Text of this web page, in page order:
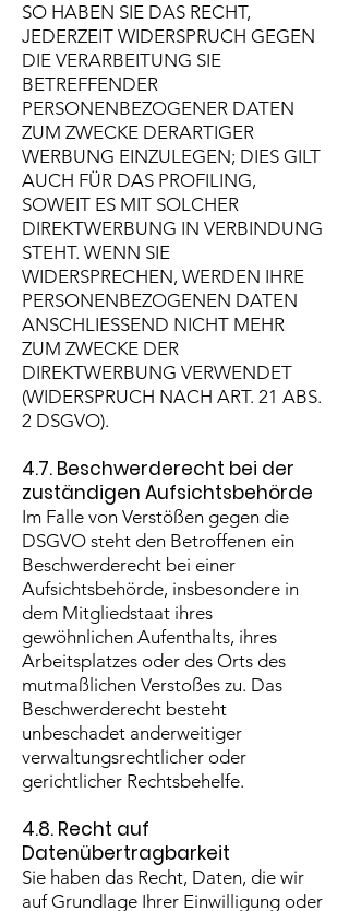
SO HABEN SIE DAS RECHT,
JEDERZEIT WIDERSPRUCH GEGEN
DIE VERARBEITUNG SIE
BETREFFENDER
PERSONENBEZOGENER DATEN
ZUM ZWECKE DERARTIGER
WERBUNG EINZULEGEN; DIES GILT
AUCH FÜR DAS PROFILING,
SOWEIT ES MIT SOLCHER
DIREKTWERBUNG IN VERBINDUNG
STEHT. WENN SIE
WIDERSPRECHEN, WERDEN IHRE
PERSONENBEZOGENEN DATEN
ANSCHLIESSEND NICHT MEHR
ZUM ZWECKE DER
DIREKTWERBUNG VERWENDET
(WIDERSPRUCH NACH ART. 21 ABS.
2 DSGVO).
4.7. Beschwerderecht bei der
zuständigen Aufsichtsbehörde
Im Falle von Verstößen gegen die
DSGVO steht den Betroffenen ein
Beschwerderecht bei einer
Aufsichtsbehörde, insbesondere in
dem Mitgliedstaat ihres
gewöhnlichen Aufenthalts, ihres
Arbeitsplatzes oder des Orts des
mutmaßlichen Verstoßes zu. Das
Beschwerderecht besteht
unbeschadet anderweitiger
verwaltungsrechtlicher oder
gerichtlicher Rechtsbehelfe.
4.8. Recht auf
Datenübertragbarkeit
Sie haben das Recht, Daten, die wir
auf Grundlage Ihrer Einwilligung oder